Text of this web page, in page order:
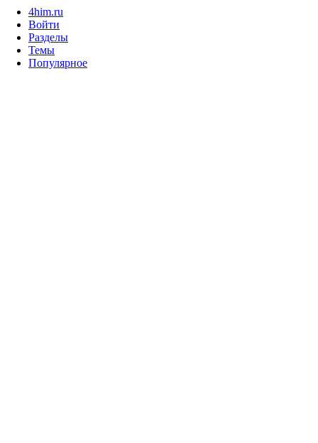
4him.ru
Войти
Разделы
Темы
Популярное